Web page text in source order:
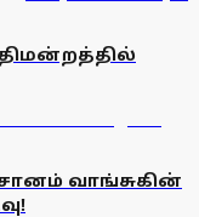
வாங்சுகின்